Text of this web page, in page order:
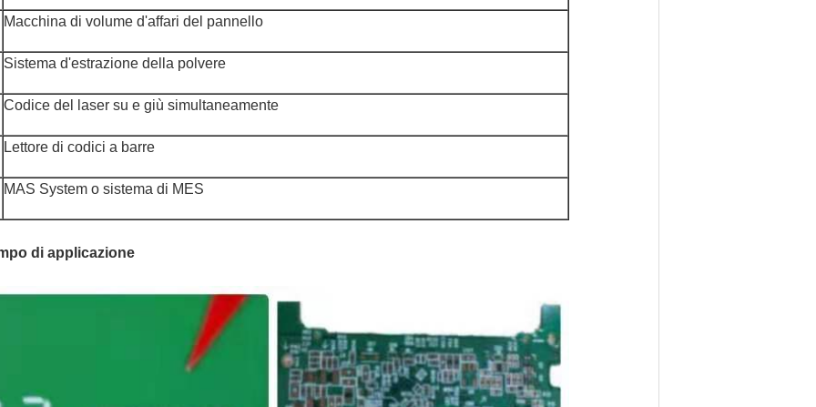
Macchina di volume d'affari del pannello
Sistema d'estrazione della polvere
Codice del laser su e giù simultaneamente
Lettore di codici a barre
MAS System o sistema di MES
di applicazione